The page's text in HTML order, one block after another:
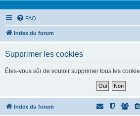
FAQ
Index du forum
Supprimer les cookies
Êtes-vous sûr de vouloir supprimer tous les
Index du forum